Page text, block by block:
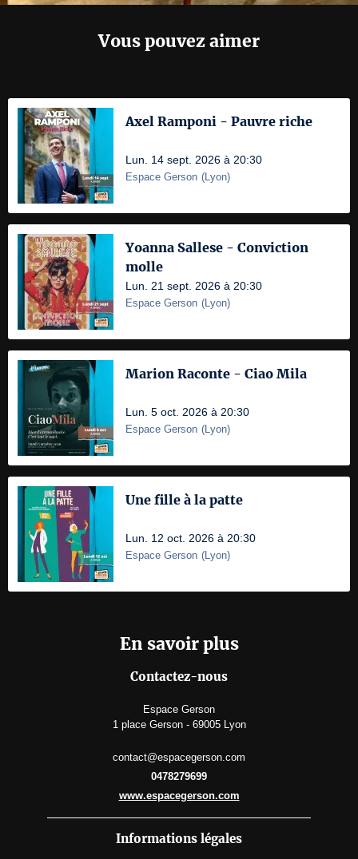
Vous pouvez aimer
Axel Ramponi - Pauvre riche
Lun. 14 sept. 2026 à 20:30
Espace Gerson (Lyon)
Yoanna Sallese - Conviction
molle
Lun. 21 sept. 2026 à 20:30
Espace Gerson (Lyon)
Marion Raconte - Ciao Mila
Lun. 5 oct. 2026 à 20:30
Espace Gerson (Lyon)
Une fille à la patte
Lun. 12 oct. 2026 à 20:30
Espace Gerson (Lyon)
En savoir plus
Contactez-nous
Espace Gerson
1 place Gerson - 69005 Lyon
contact@espacegerson.com
0478279699
www.espacegerson.com
Informations légales